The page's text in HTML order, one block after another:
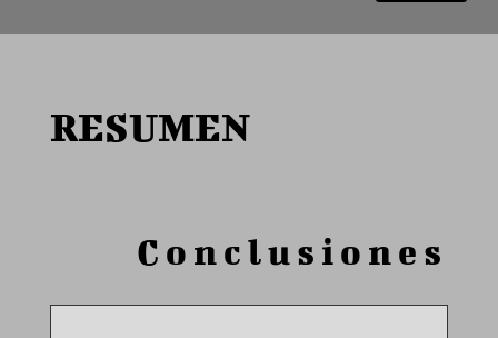
RESUMEN
Conclusiones